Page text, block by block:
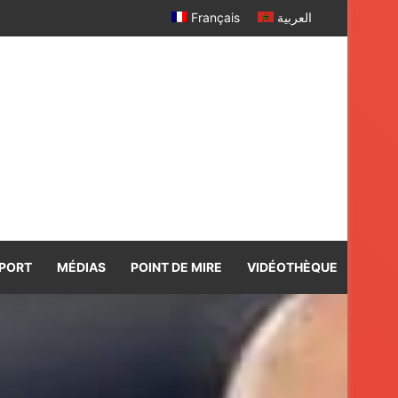
Français العربية
MÉDIAS POINT DE MIRE VIDÉOTHÈQUE